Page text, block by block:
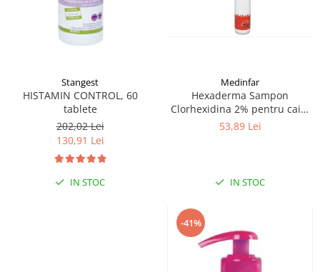
Stangest
HISTAMIN CONTROL, 60
tablete
202,02 Lei
130,91 Lei
IN STOC
Medinfar
Hexaderma Sampon
Clorhexidina 2% pentru caini
si pisici, 200 ml
53,89 Lei
IN STOC
-41%